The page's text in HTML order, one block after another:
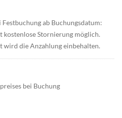
ab Buchungsdatum:
kostenlose Stornierung möglich.
wird die Anzahlung einbehalten.
bei Buchung